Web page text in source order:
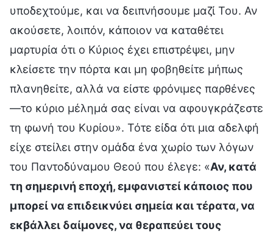
υποδεχτούμε, και να δειπνήσουμε μαζί Του. Αν
ακούσετε, λοιπόν, κάποιον να καταθέτει
μαρτυρία ότι ο Κύριος έχει επιστρέψει, μην
κλείσετε την πόρτα και μη φοβηθείτε μήπως
πλανηθείτε, αλλά να είστε φρόνιμες παρθένες
—το κύριο μέλημά σας είναι να αφουγκράζεστε
τη φωνή του Κυρίου». Τότε είδα ότι μια αδελφή
είχε στείλει στην ομάδα ένα χωρίο των λόγων
του Παντοδύναμου Θεού που έλεγε: «Αν, κατά
τη σημερινή εποχή, εμφανιστεί κάποιος που
μπορεί να επιδεικνύει σημεία και τέρατα, να
εκβάλλει δαίμονες, να θεραπεύει τους